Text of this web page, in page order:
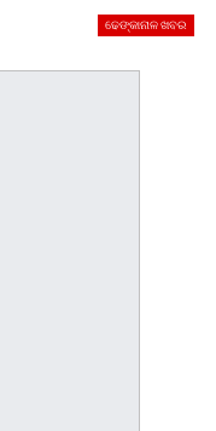
ଢେଙ୍କାନାଳ ଖବର